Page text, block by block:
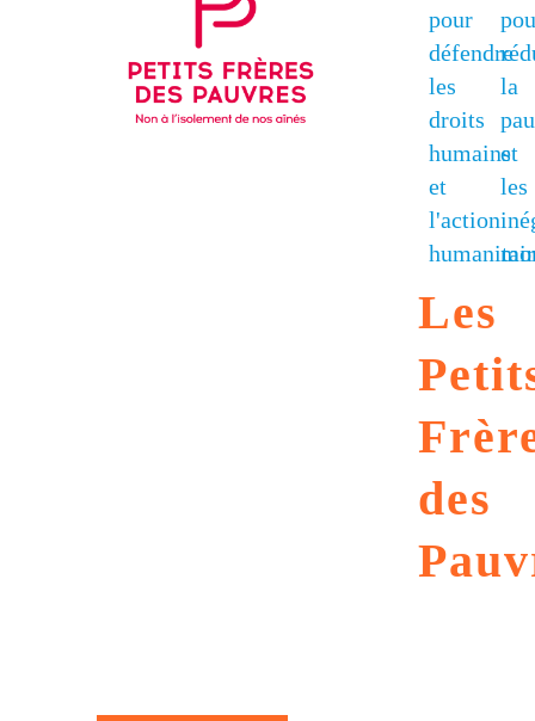
TOUS LES THÈMES
Les
des